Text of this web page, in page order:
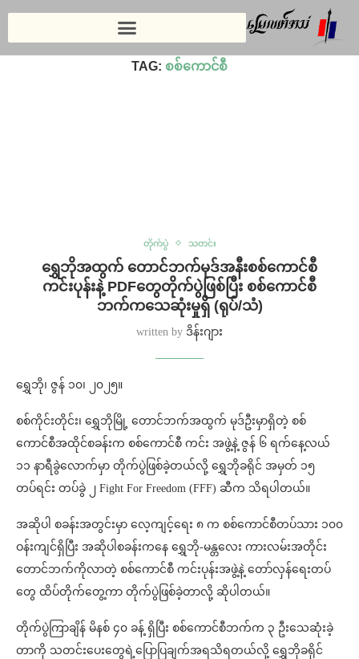
TAG: စစ်‌ကောင်စီ
တိုက်ပွဲ သတင်း
ရွှေဘိုအထွက် တောင်ဘက်မုဒ်အနီးစစ်ကောင်စီ
ကင်းပုန်းနဲ့ PDFတွေတိုက်ပွဲဖြစ်ပြီး စစ်ကောင်စီ
ဘက်ကသေဆုံးမှုရှိ (ရုပ်/သံ)
written by ဒိန်းဂျား
ရွှေဘို၊ ဇွန် ၁၀၊ ၂၀၂၅။
စစ်ကိုင်းတိုင်း၊ ရွှေဘိုမြို့‌ တောင်ဘက်အထွက် မုဒ်ဦးမှာရှိတဲ့ စစ်
ကောင်စီအထိုင်စခန်းက စစ်ကောင်စီ ကင်း အဖွဲ့နဲ့ ဇွန် ၆ ရက်နေ့လယ်
၁၁ နာရီခွဲလောက်မှာ တိုက်ပွဲဖြစ်ခဲ့တယ်လို့ ရွှေဘိုခရိုင် အမှတ် ၁၅
တပ်ရင်း တပ်ခွဲ ၂ Fight For Freedom (FFF) ဆီက သိရပါတယ်။
အဆိုပါ စခန်းအတွင်းမှာ လေ့ကျင့်ရေး ၈ က စစ်ကောင်စီတပ်သား ၁၀၀
ဝန်းကျင်ရှိပြီး အဆိုပါစခန်းကနေ ရွှေဘို-မန္တလေး ကားလမ်းအတိုင်း
တောင်ဘက်ကိုလာတဲ့ စစ်ကောင်စီ ကင်းပုန်းအဖွဲ့နဲ့ တော်လှန်ရေးတပ်
တွေ ထိပ်တိုက်တွေ့ကာ တိုက်ပွဲဖြစ်ခဲ့တာလို့ ဆိုပါတယ်။
တိုက်ပွဲကြာချိန် မိနစ် ၄၀ ခန့် ရှိပြီး စစ်ကောင်စီဘက်က ၃ ဦးသေဆုံးခဲ့
တာကို သတင်းပေးတွေရဲ့ပြောပြချက်အရသိရတယ်လို့ ရွှေဘိုခရိုင်